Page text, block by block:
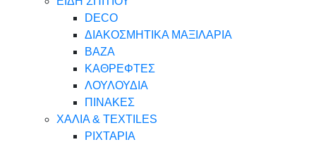
DECO
ΔΙΑΚΟΣΜΗΤΙΚΑ ΜΑΞΙΛΑΡΙΑ
ΒΑΖΑ
ΚΑΘΡΕΦΤΕΣ
ΛΟΥΛΟΥΔΙΑ
ΠΙΝΑΚΕΣ
ΧΑΛΙΑ & TEXTILES
ΡΙΧΤΑΡΙΑ